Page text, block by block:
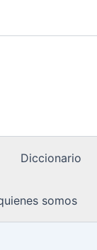
Diccionario
somos